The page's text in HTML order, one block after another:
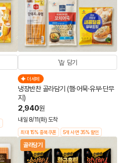
담기
더세페
냉장반찬 골라담기 (햄·어묵·유부·단무
지)
2,940원
내일 8/11(화) 도착
최대 15% 중복쿠폰 5개 사면 35% 할인
골라담기